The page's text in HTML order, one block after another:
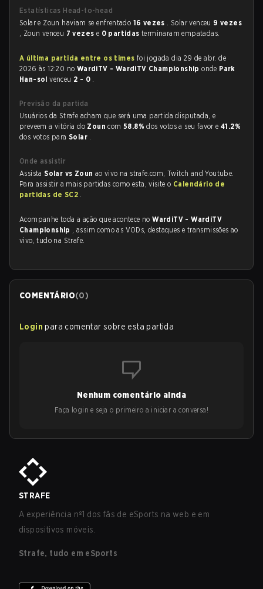
Estatísticas Head-to-head
Solar e Zoun haviam se enfrentado 16 vezes . Solar venceu 9 vezes
, Zoun venceu 7 vezes e 0 partidasterminaram empatadas.
A última partida entre os times foi jogada dia 29 de abr. de
2026 às 12:20 no WardiTV - WardiTV Championshiponde Park
Han-solvenceu 2 - 0 .
Previsão da partida
Usuários da Strafe acham que será uma partida disputada, e
preveem a vitória do Zouncom58.8%dos votos a seu favor e41.2%
dos votos para Solar .
Onde assistir
AssistaSolar vs Zoun ao vivo na strafe.com, Twitch and Youtube.
Para assistir a mais partidas como esta, visite o Calendário de
partidas de SC2 .
Acompanhe toda a ação que acontece noWardiTV - WardiTV
Championship , assim como as VODs, destaques e transmissões ao
vivo, tudo na Strafe.
COMENTÁRIO(0)
Login para comentar sobre esta partida
Nenhum comentário ainda
Faça login e seja o primeiro a iniciar a conversa!
STRAFE
A experiência nº1 dos fãs de eSports na web e em
dispositivos móveis.
Strafe, tudo em eSports